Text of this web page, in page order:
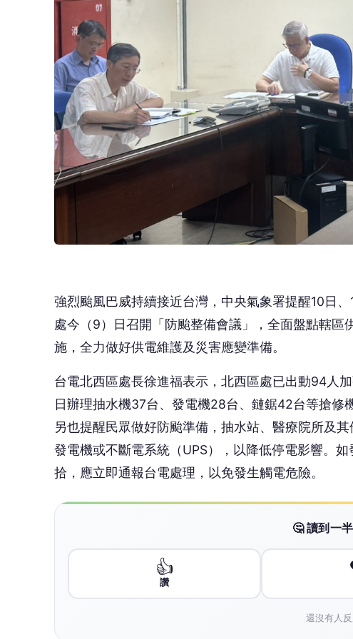
強烈颱風巴威持續接近台灣，中央氣象署提醒10日
處今（9）日召開「防颱整備會議」，全面盤點轄
施，全力做好供電維護及災害應變準備。
台電北西區處長徐進福表示，北西區處已出動94人
日辦理抽水機37台、發電機28台、鏈鋸42台等搶
另也提醒民眾做好防颱準備，抽水站、醫療院所及
發電機或不斷電系統（UPS），以降低停電影響。
拾，應立即通報台電處理，以免發生觸電危險。
🤔 讀到一
👍
讚
還沒有人